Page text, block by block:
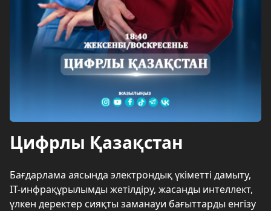
Цифрлы Қазақстан
Бағдарлама аясында электрондық үкіметті дамыту,
IT-инфрақұрылымды жетілдіру, жасанды интеллект,
үлкен деректер сияқты заманауи бағыттарды енгізу